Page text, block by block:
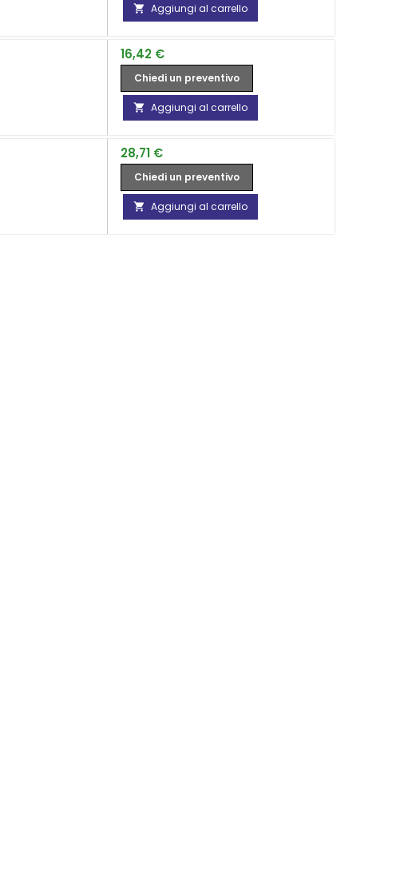
 Aggiungi al carrello
Prezzo
16,42 €
Chiedi un preventivo
 Aggiungi al carrello
Prezzo
28,71 €
Chiedi un preventivo
 Aggiungi al carrello